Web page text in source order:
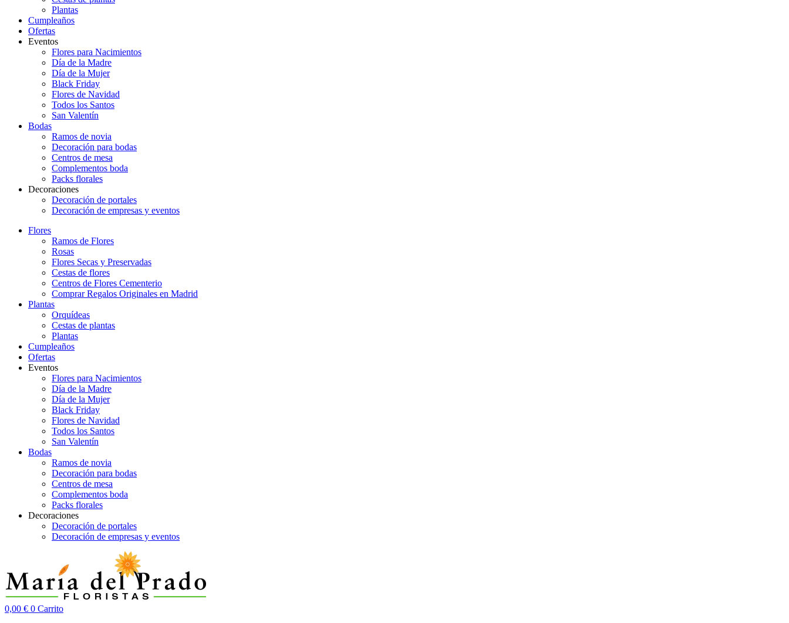
Plantas
Cumpleaños
Ofertas
Eventos
Flores para Nacimientos
Día de la Madre
Día de la Mujer
Black Friday
Flores de Navidad
Todos los Santos
San Valentín
Bodas
Ramos de novia
Decoración para bodas
Centros de mesa
Complementos boda
Packs florales
Decoraciones
Decoración de portales
Decoración de empresas y eventos
Flores
Ramos de Flores
Rosas
Flores Secas y Preservadas
Cestas de flores
Centros de Flores Cementerio
Comprar Regalos Originales en Madrid
Plantas
Orquídeas
Cestas de plantas
Plantas
Cumpleaños
Ofertas
Eventos
Flores para Nacimientos
Día de la Madre
Día de la Mujer
Black Friday
Flores de Navidad
Todos los Santos
San Valentín
Bodas
Ramos de novia
Decoración para bodas
Centros de mesa
Complementos boda
Packs florales
Decoraciones
Decoración de portales
Decoración de empresas y eventos
0,00 € 0 Carrito